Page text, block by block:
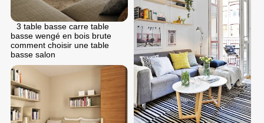
3 table basse carre table
basse wengé en bois brute
comment choisir une table
basse salon